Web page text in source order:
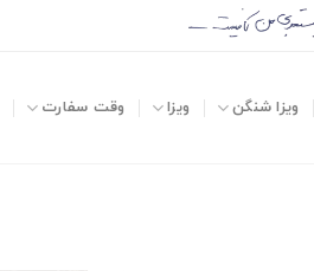
ویزا شنگن ویزا وقت سفارت